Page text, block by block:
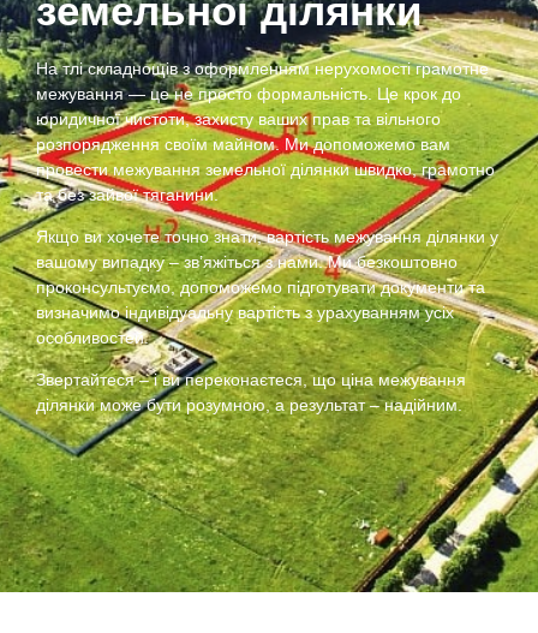
земельної ділянки
На тлі складнощів з оформленням нерухомості грамотне
межування — це не просто формальність. Це крок до
юридичної чистоти, захисту ваших прав та вільного
розпорядження своїм майном. Ми допоможемо вам
провести межування земельної ділянки швидко, грамотно
та без зайвої тяганини.
Якщо ви хочете точно знати, вартість межування ділянки у
вашому випадку – зв’яжіться з нами. Ми безкоштовно
проконсультуємо, допоможемо підготувати документи та
визначимо індивідуальну вартість з урахуванням усіх
особливостей.
Звертайтеся – і ви переконаєтеся, що ціна межування
ділянки може бути розумною, а результат – надійним.